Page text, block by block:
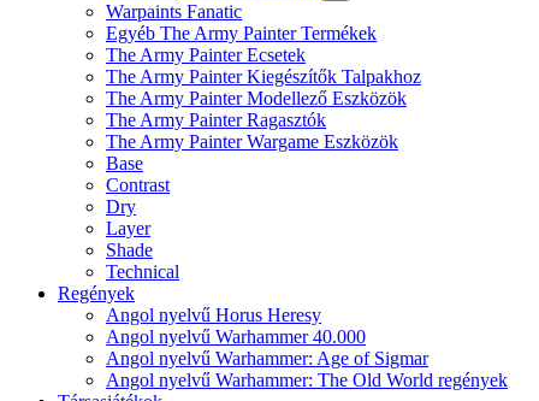
Warpaints Fanatic
Egyéb The Army Painter Termékek
The Army Painter Ecsetek
The Army Painter Kiegészítők Talpakhoz
The Army Painter Modellező Eszközök
The Army Painter Ragasztók
The Army Painter Wargame Eszközök
Base
Contrast
Dry
Layer
Shade
Technical
Regények
Angol nyelvű Horus Heresy
Angol nyelvű Warhammer 40.000
Angol nyelvű Warhammer: Age of Sigmar
Angol nyelvű Warhammer: The Old World regények